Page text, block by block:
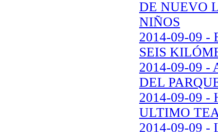
DE NUEVO
NIÑOS
2014-09-09 -
SEIS
2014-09-09 -
DEL
2014-09-09 -
ULTIMO
2014-09-09 -